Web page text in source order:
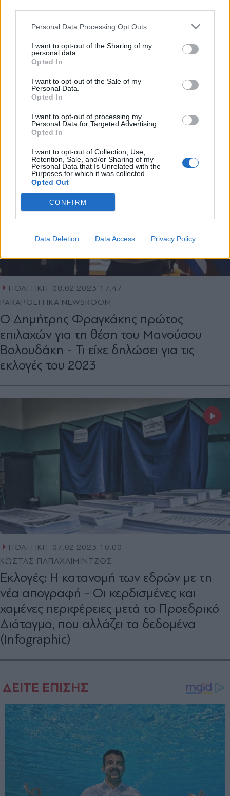
Personal Data Processing Opt Outs
I want to opt-out of the Sharing of my
personal data.
Opted In
I want to opt-out of the Sale of my
Personal Data.
Opted In
I want to opt-out of processing my
Personal Data for Targeted Advertising.
Opted In
I want to opt-out of Collection, Use,
Retention, Sale, and/or Sharing of my
Personal Data that Is Unrelated with the
Purposes for which it was collected.
Opted Out
CONFIRM
Data Deletion Data Access Privacy Policy
ΠΟΛΙΤΙΚΗ 16.08.2025 23:13
ΠΕΝΥ ΑΒΡΑΜΙΔΗ
Ανοιχτό το παιχνίδι για τις "γαλάζιες"
έδρες στην Αθήνα: Ποιοι θεωρούνται
φαβορί και ποιοι θα δώσουν μάχη για
ΠΟΛΙΤΙΚΗ
08.02.2023 17:47
PARAPOLITIKA NEWSROOM
Ο Δημήτρης Φραγκάκης πρώτος
επιλαχών για τη θέση του Μανούσου
Βολουδάκη - Τι είχε δηλώσει για τις
εκλογές του 2023
ΠΟΛΙΤΙΚΗ
07.02.2023 10:00
ΚΩΣΤΑΣ ΠΑΠΑΧΛΙΜΙΝΤΖΟΣ
Εκλογές: Η κατανομή των εδρών με τη
νέα απογραφή - Οι κερδισμένες και
χαμένες περιφέρειες μετά το Προεδρικό
Διάταγμα, που αλλάζει τα δεδομένα
(Infographic)
Αποδέχομαι τους
και την πολιτική απορρήτου
X